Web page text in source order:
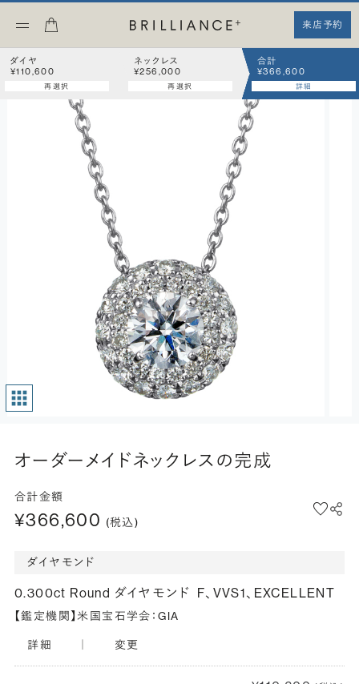
来店予約
ダイヤ
¥110,600
再選択
ネックレス
¥256,000
再選択
合計
¥366,600
詳細
オーダーメイドネックレスの完成
合計金額
¥366,600 (税込)
ダイヤモンド
0.300ct Round ダイヤモンド F、VVS1、EXCELLENT
【鑑定機関】米国宝石学会：GIA
詳細 変更